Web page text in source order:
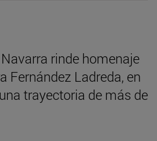
rinde homenaje
Fernández Ladreda, en
trayectoria de más de